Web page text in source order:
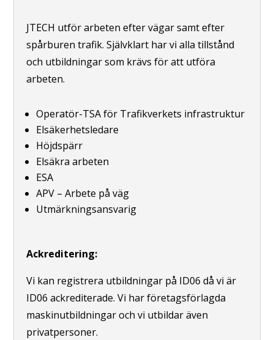
JTECH utför arbeten efter vägar samt efter
spårburen trafik. Självklart har vi alla tillstånd
och utbildningar som krävs för att utföra
arbeten.
Operatör-TSA för Trafikverkets infrastruktur
Elsäkerhetsledare
Höjdspärr
Elsäkra arbeten
ESA
APV – Arbete på väg
Utmärkningsansvarig
Ackreditering:
Vi kan registrera utbildningar på ID06 då vi är
ID06 ackrediterade. Vi har företagsförlagda
maskinutbildningar och vi utbildar även
privatpersoner.